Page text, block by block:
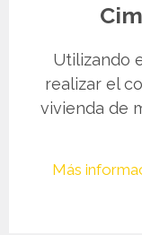
Utilizando
realizar el
vivienda de
Más